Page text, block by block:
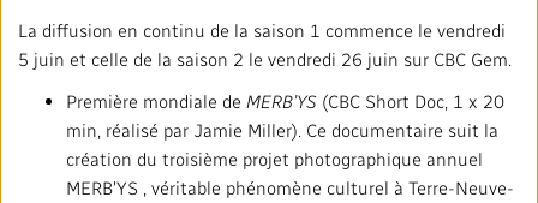
La diffusion en continu de la saison 1 commence le vendredi
5 juin et celle de la saison 2 le vendredi 26 juin sur CBC Gem.
Première mondiale de MERB’YS (CBC Short Doc, 1 x 20
min, réalisé par Jamie Miller). Ce documentaire suit la
création du troisième projet photographique annuel
MERB'YS , véritable phénomène culturel à Terre-Neuve-